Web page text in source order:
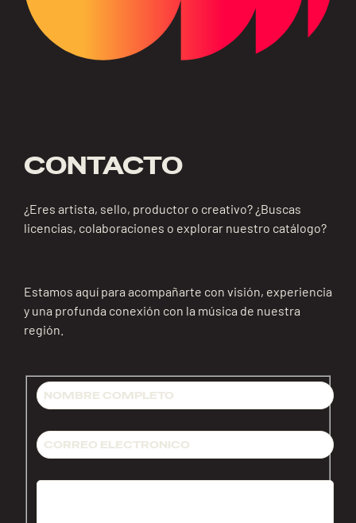
CONTACTO
¿Eres artista, sello, productor o creativo? ¿Buscas
licencias, colaboraciones o explorar nuestro catálogo?
Estamos aquí para acompañarte con visión, experiencia
y una profunda conexión con la música de nuestra
región.